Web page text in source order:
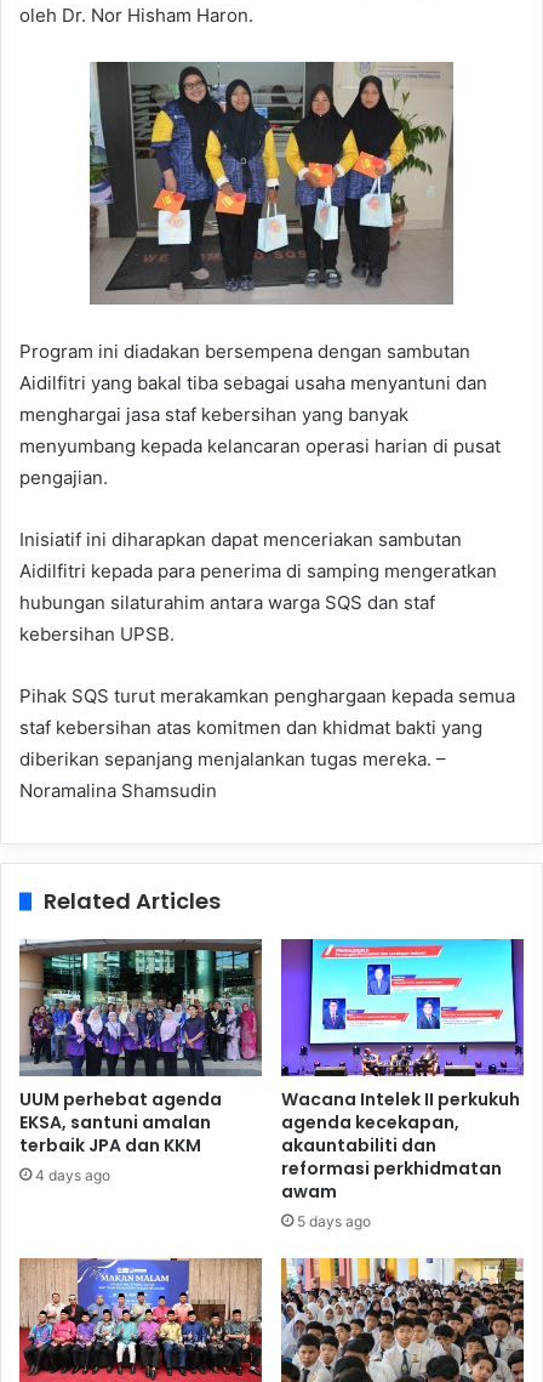
oleh Dr. Nor Hisham Haron.
Program ini diadakan bersempena dengan sambutan
Aidilfitri yang bakal tiba sebagai usaha menyantuni dan
menghargai jasa staf kebersihan yang banyak
menyumbang kepada kelancaran operasi harian di pusat
pengajian.
Inisiatif ini diharapkan dapat menceriakan sambutan
Aidilfitri kepada para penerima di samping mengeratkan
hubungan silaturahim antara warga SQS dan staf
kebersihan UPSB.
Pihak SQS turut merakamkan penghargaan kepada semua
staf kebersihan atas komitmen dan khidmat bakti yang
diberikan sepanjang menjalankan tugas mereka. –
Noramalina Shamsudin
Related Articles
UUM perhebat agenda
EKSA, santuni amalan
terbaik JPA dan KKM
4 days ago
Wacana Intelek II perkukuh
agenda kecekapan,
akauntabiliti dan
reformasi perkhidmatan
awam
5 days ago